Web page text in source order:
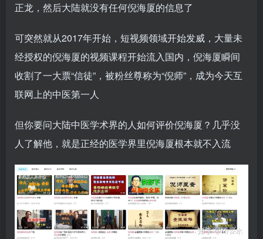
正龙，然后大陆就没有任何倪海厦的信息了
可突然就从2017年开始，短视频领域开始发威，大量未
经授权的倪海厦的视频课程开始流入国内，倪海厦瞬间
收割了一大票“信徒”，被粉丝尊称为“倪师”，成为今天互
联网上的中医第一人
但你要问大陆中医学术界的人如何评价倪海厦？几乎没
人了解他，就是正经的医学界里倪海厦根本就不入流